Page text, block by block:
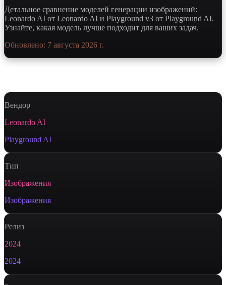
Детальное сравнение моделей генерации изображений:
Leonardo AI от Leonardo AI и Playground v3 от Playground AI.
Узнайте, какая модель лучше подходит для ваших задач.
Обновлено: 7 августа 2026 г.
Вендор
Leonardo AI
Playground AI
Тип
Изображения
Изображения
Релиз
2024
2024